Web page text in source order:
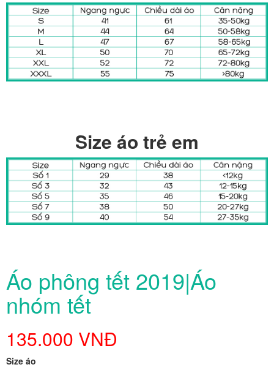
Size áo trẻ em
Áo phông tết 2019|Áo
nhóm tết
135.000 VNĐ
Size áo